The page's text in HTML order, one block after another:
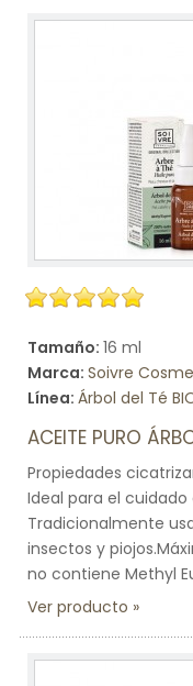
Tamaño: 16 ml
Marca: Soivre
Línea: Árbol del Té
ACEITE PURO
Propiedades
Ideal para el cuidado
Tradicionalmente
insectos y
no contiene Methyl
Ver producto